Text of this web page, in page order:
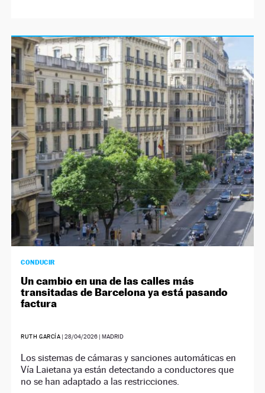
CONDUCIR
Un cambio en una de las calles más
transitadas de Barcelona ya está pasando
factura
RUTH GARCÍA |28/04/2026 | MADRID
Los sistemas de cámaras y sanciones automáticas en
Vía Laietana ya están detectando a conductores que
no se han adaptado a las restricciones.